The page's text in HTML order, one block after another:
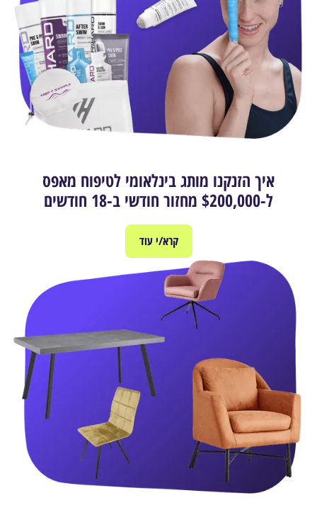
איך הזנקנו מותג בינלאומי לטיפוח מאפס
ל-$200,000 מחזור חודשי ב-18 חודשים
קרא/י עוד